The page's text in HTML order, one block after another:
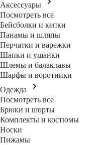
Аксессуары
Посмотреть все
Бейсболки и кепки
Панамы и шляпы
Перчатки и варежки
Шапки и ушанки
Шлемы и балаклавы
Шарфы и воротники
Одежда
Посмотреть все
Брюки и шорты
Комплекты и костюмы
Носки
Пижамы